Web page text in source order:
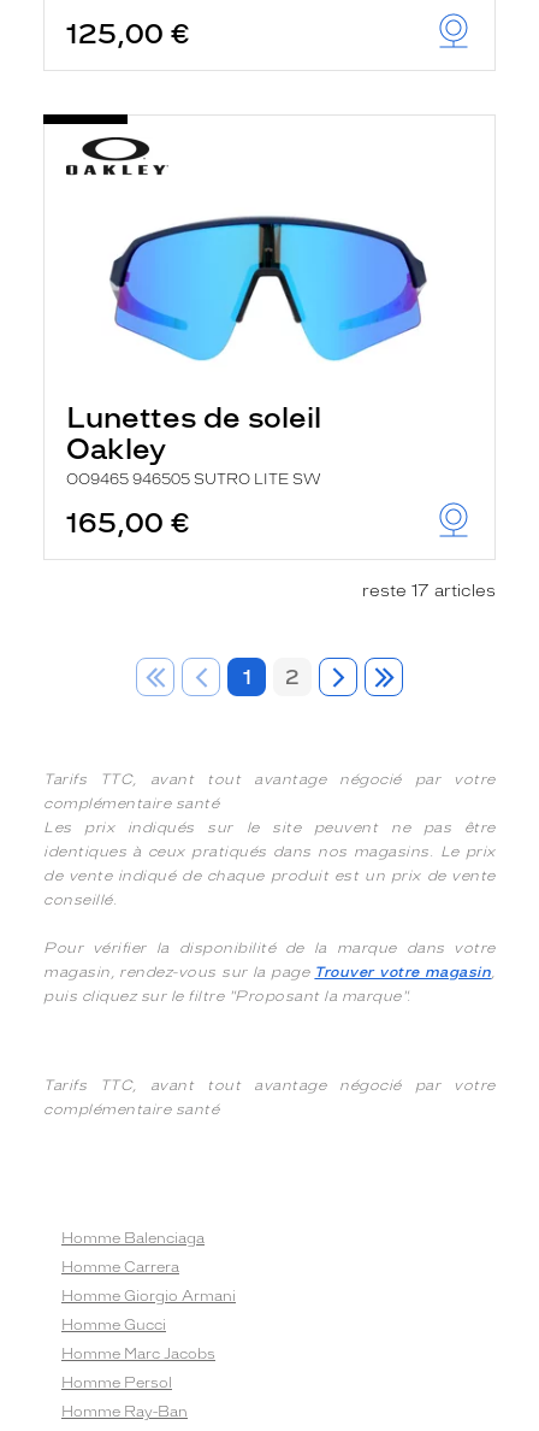
125,00 €
Lunettes de soleil
Oakley
OO9465 946505 SUTRO LITE SW
165,00 €
reste 17 articles
1 2
Tarifs TTC, avant tout avantage négocié par votre
complémentaire santé
Les prix indiqués sur le site peuvent ne pas être
identiques à ceux pratiqués dans nos magasins. Le prix
de vente indiqué de chaque produit est un prix de vente
conseillé.
Pour vérifier la disponibilité de la marque dans votre
magasin, rendez-vous sur la page Trouver votre magasin,
puis cliquez sur le filtre "Proposant la marque".
Tarifs TTC, avant tout avantage négocié par votre
complémentaire santé
Homme Balenciaga
Homme Carrera
Homme Giorgio Armani
Homme Gucci
Homme Marc Jacobs
Homme Persol
Homme Ray-Ban